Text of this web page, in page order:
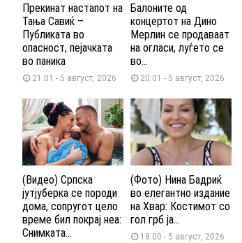
Прекинат настапот на
Тања Савиќ –
Публиката во
опасност, пејачката
во паника
21:01 - 5 август, 2026
Балоните од
концертот на Дино
Мерлин се продаваат
на огласи, луѓето се
во...
20:01 - 5 август, 2026
(Видео) Српска
јутјуберка се породи
дома, сопругот цело
време бил покрај неа:
Снимката...
(Фото) Нина Бадриќ
во елегантно издание
на Хвар: Костимот со
гол грб ја...
18:00 - 5 август, 2026